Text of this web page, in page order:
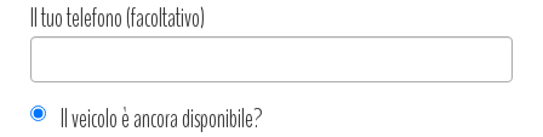
Il tuo telefono (facoltativo)
Il veicolo è ancora disponibile?